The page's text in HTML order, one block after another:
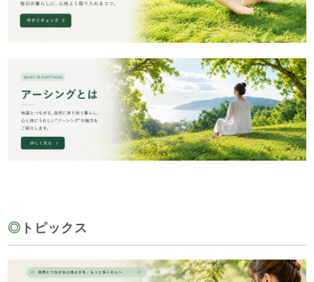
◎ トピックス